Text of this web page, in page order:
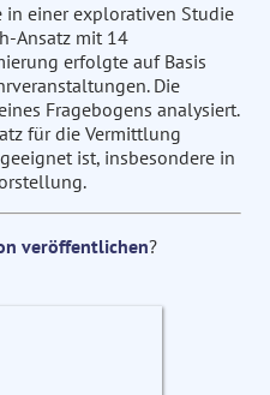
in einer explorativen Studie
Ansatz mit 14
erfolgte auf Basis
Die
Fragebogens analysiert.
für die Vermittlung
ist, insbesondere in
veröffentlichen?